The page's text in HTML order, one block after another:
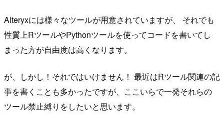
Alteryxには様々なツールが用意されていますが、 それでも
性質上RツールやPythonツールを使ってコードを書いてし
まった方が自由度は高くなります。
が、しかし！それではいけません！ 最近はRツール関連の記
事を書くことも多かったですが、ここいらで一発それらの
ツール禁止縛りをしたいと思います。